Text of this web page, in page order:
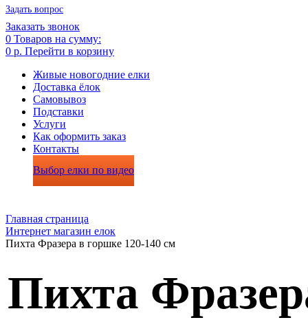
Задать вопрос
Заказать звонок
0 Товаров на сумму:
0 р. Перейти в корзину
Живые новогодние елки
Доставка ёлок
Самовывоз
Подставки
Услуги
Как оформить заказ
Контакты
Выбор елки по видео
Главная страница
Интернет магазин елок
Пихта Фразера в горшке 120-140 см
Пихта